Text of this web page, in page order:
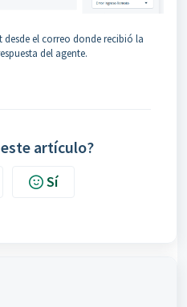
el correo donde recibió la
del agente.
artículo?
Sí